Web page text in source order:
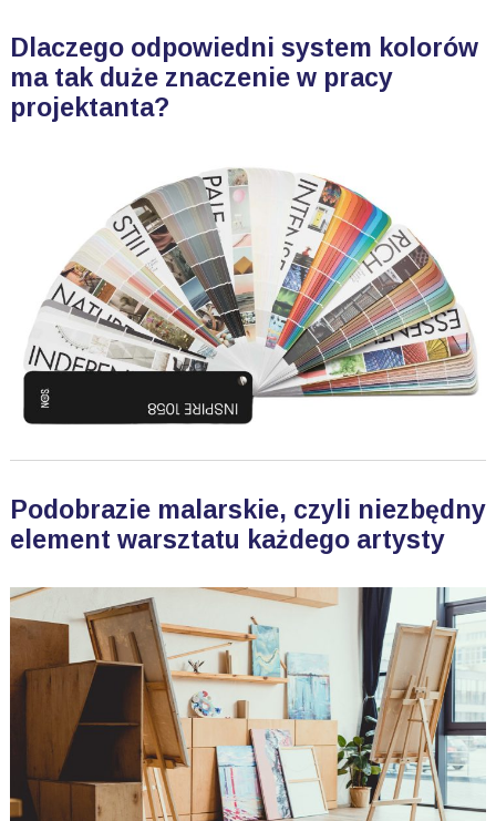
Dlaczego odpowiedni system kolorów
ma tak duże znaczenie w pracy
projektanta?
Podobrazie malarskie, czyli niezbędny
element warsztatu każdego artysty